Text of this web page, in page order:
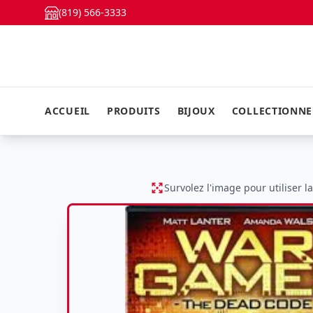
(819) 566-3333
ACCUEIL PRODUITS BIJOUX
Survolez l'image pour utiliser